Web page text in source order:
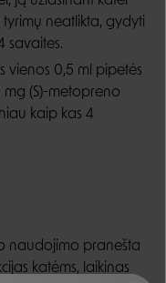
neatlikta, gydyti
savaites.
vienos 0,5 ml pipetės
mg (S)-metopreno
kaip kas 4
naudojimo pranešta
katėms, laikinas